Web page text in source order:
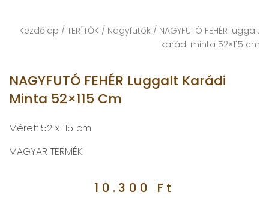
Kezdőlap / TERÍTŐK / Nagyfutók / NAGYFUTÓ FEHÉR luggalt
karádi minta 52×115 cm
NAGYFUTÓ FEHÉR Luggalt Karádi
Minta 52×115 Cm
Méret: 52 x 115 cm
MAGYAR TERMÉK
10.300 Ft